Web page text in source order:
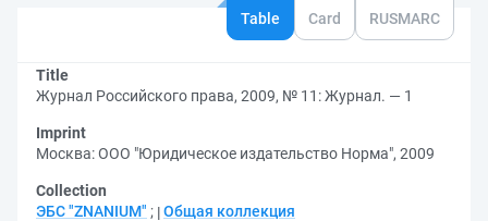
Table Card RUSMARC
Title
Журнал Российского права, 2009, № 11: Журнал. — 1
Imprint
Москва: ООО "Юридическое издательство Норма", 2009
Collection
ЭБС "ZNANIUM" ; Общая коллекция